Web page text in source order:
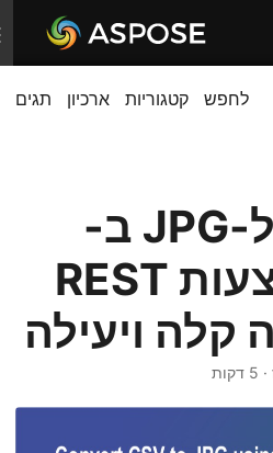
לחפש קטגוריות ארכיון תגים
המר CSV ל-JPG ב-
Java באמצעות REST